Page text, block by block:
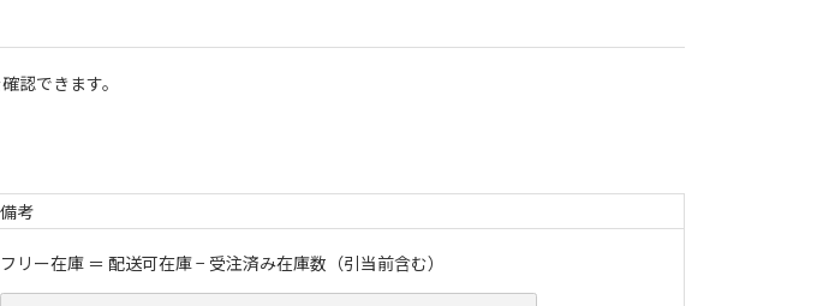
認できます。
備考
フリー在庫 ＝ 配送可在庫 − 受注済み在庫数（引当前含む）